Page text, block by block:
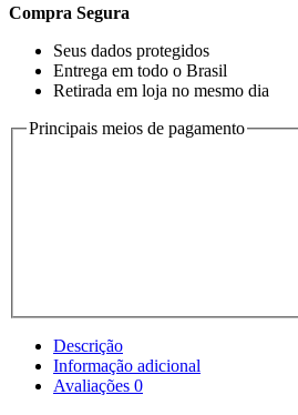
Compra Segura
Seus dados protegidos
Entrega em todo o Brasil
Retirada em loja no mesmo dia
Principais meios de pagamento
Descrição
Informação adicional
Avaliações 0